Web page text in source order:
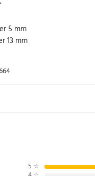
5 mm
13 mm
5 ☆